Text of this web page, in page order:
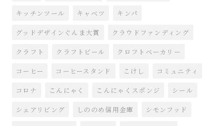
キッチンツール キャベツ キンパ
グッドデザインぐんま大賞 クラウドファンディング
クラフト クラフトビール クロフトベーカリー
コーヒー コーヒースタンド こけし コミュニティ
コロナ こんにゃく こんにゃくスポンジ シール
シェアリビング しののめ信用金庫 シモンフッド